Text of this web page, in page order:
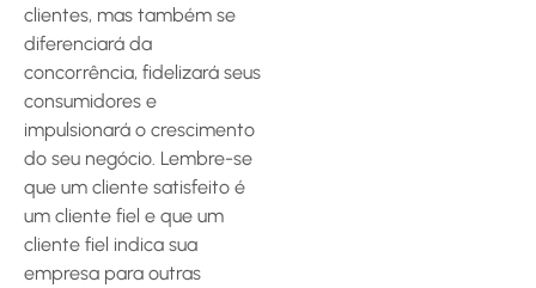
clientes, mas também se
diferenciará da
concorrência, fidelizará seus
consumidores e
impulsionará o crescimento
do seu negócio. Lembre-se
que um cliente satisfeito é
um cliente fiel e que um
cliente fiel indica sua
empresa para outras